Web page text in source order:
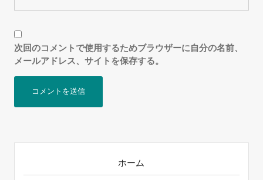
次回のコメントで使用するためブラウザーに自分の名前、
メールアドレス、サイトを保存する。
ホーム